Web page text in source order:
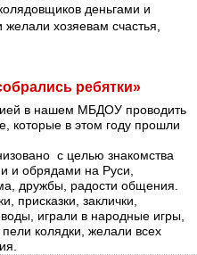
деньгами и
хозяевам счастья,
ребятки»
в нашем МБДОУ проводить
которые в этом году прошли
с целью знакомства
и обрядами на Руси,
дружбы, радости общения.
присказки, заклички,
играли в народные игры,
колядки, желали всех